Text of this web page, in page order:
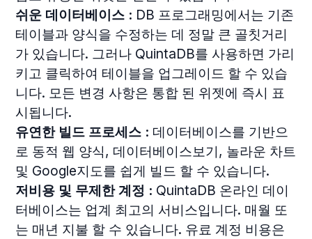
쉬운 데이터베이스 : DB 프로그래밍에서는 기존
테이블과 양식을 수정하는 데 정말 큰 골칫거리
가 있습니다. 그러나 QuintaDB를 사용하면 가리
키고 클릭하여 테이블을 업그레이드 할 수 있습
니다. 모든 변경 사항은 통합 된 위젯에 즉시 표
시됩니다.
유연한 빌드 프로세스 : 데이터베이스를 기반으
로 동적 웹 양식, 데이터베이스보기, 놀라운 차트
및 Google지도를 쉽게 빌드 할 수 있습니다.
저비용 및 무제한 계정 : QuintaDB 온라인 데이
터베이스는 업계 최고의 서비스입니다. 매월 또
는 매년 지불 할 수 있습니다. 유료 계정 비용은